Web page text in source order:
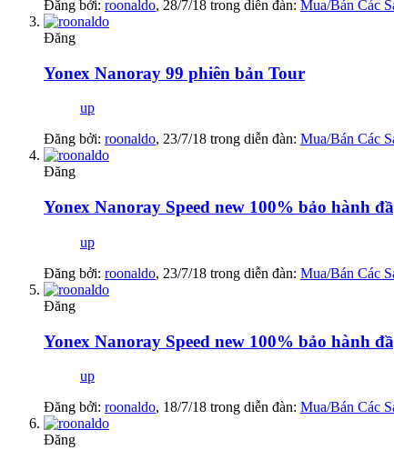
Đăng bởi: roonaldo, 28/7/18 trong diễn đàn: Mua/Bán Các
Đăng
Yonex Nanoray 99 phiên bản Tour
up
Đăng bởi: roonaldo, 23/7/18 trong diễn đàn: Mua/Bán Các
Đăng
Yonex Nanoray Speed new 100% bảo hành
up
Đăng bởi: roonaldo, 23/7/18 trong diễn đàn: Mua/Bán Các
Đăng
Yonex Nanoray Speed new 100% bảo hành
up
Đăng bởi: roonaldo, 18/7/18 trong diễn đàn: Mua/Bán Các
Đăng